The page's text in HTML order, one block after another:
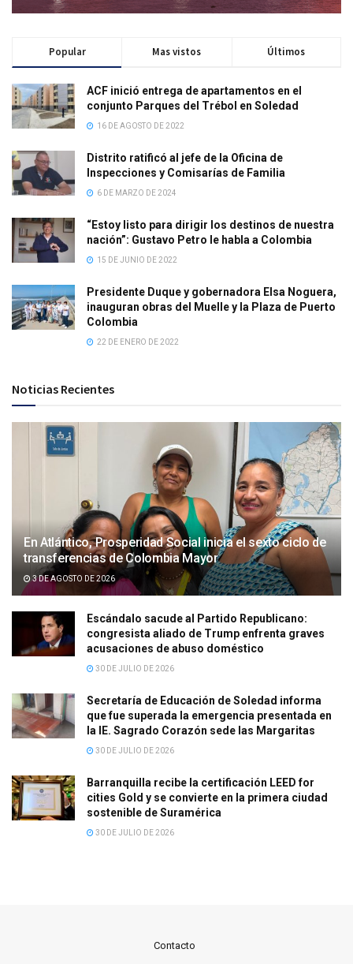
Popular Mas vistos Últimos
ACF inició entrega de apartamentos en el
conjunto Parques del Trébol en Soledad
16 DE AGOSTO DE 2022
Distrito ratificó al jefe de la Oficina de
Inspecciones y Comisarías de Familia
6 DE MARZO DE 2024
“Estoy listo para dirigir los destinos de nuestra
nación”: Gustavo Petro le habla a Colombia
15 DE JUNIO DE 2022
Presidente Duque y gobernadora Elsa Noguera,
inauguran obras del Muelle y la Plaza de Puerto
Colombia
22 DE ENERO DE 2022
Noticias Recientes
En Atlántico, Prosperidad Social inicia el sexto ciclo de
transferencias de Colombia Mayor
3 DE AGOSTO DE 2026
Escándalo sacude al Partido Republicano:
congresista aliado de Trump enfrenta graves
acusaciones de abuso doméstico
30 DE JULIO DE 2026
Secretaría de Educación de Soledad informa
que fue superada la emergencia presentada en
la IE. Sagrado Corazón sede las Margaritas
30 DE JULIO DE 2026
Barranquilla recibe la certificación LEED for
cities Gold y se convierte en la primera ciudad
sostenible de Suramérica
30 DE JULIO DE 2026
Contacto